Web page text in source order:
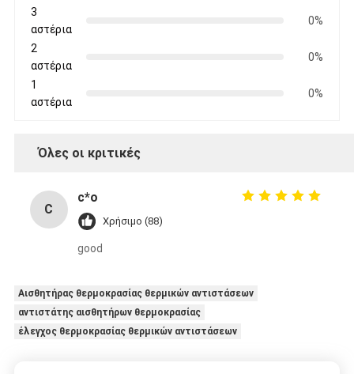
3
αστέρια
0%
2
αστέρια
0%
1
αστέρια
0%
Όλες οι κριτικές
C
c*o
Χρήσιμο (88)
good
Αισθητήρας θερμοκρασίας θερμικών αντιστάσεων
αντιστάτης αισθητήρων θερμοκρασίας
έλεγχος θερμοκρασίας θερμικών αντιστάσεων